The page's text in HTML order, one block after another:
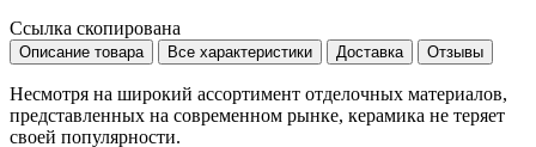
Ссылка скопирована
Описание товара Все характеристики Доставка Отзывы
Несмотря на широкий ассортимент отделочных материалов,
представленных на современном рынке, керамика не теряет
своей популярности.